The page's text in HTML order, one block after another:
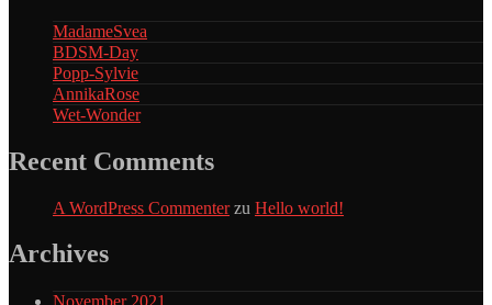
MadameSvea
BDSM-Day
Popp-Sylvie
AnnikaRose
Wet-Wonder
Recent Comments
A WordPress Commenterzu Hello world!
Archives